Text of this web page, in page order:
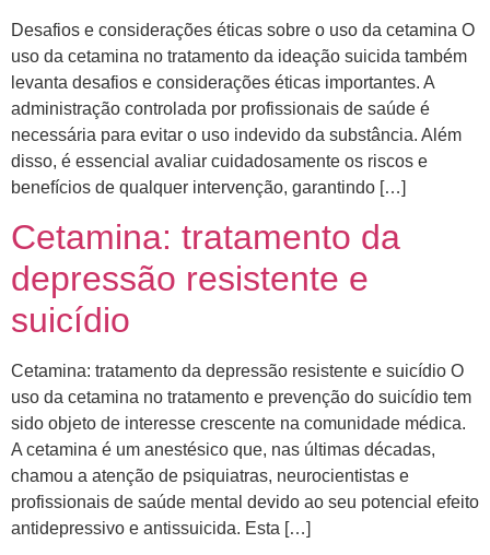
Desafios e considerações éticas sobre o uso da cetamina O
uso da cetamina no tratamento da ideação suicida também
levanta desafios e considerações éticas importantes. A
administração controlada por profissionais de saúde é
necessária para evitar o uso indevido da substância. Além
disso, é essencial avaliar cuidadosamente os riscos e
benefícios de qualquer intervenção, garantindo […]
Cetamina: tratamento da
depressão resistente e
suicídio
Cetamina: tratamento da depressão resistente e suicídio O
uso da cetamina no tratamento e prevenção do suicídio tem
sido objeto de interesse crescente na comunidade médica.
A cetamina é um anestésico que, nas últimas décadas,
chamou a atenção de psiquiatras, neurocientistas e
profissionais de saúde mental devido ao seu potencial efeito
antidepressivo e antissuicida. Esta […]